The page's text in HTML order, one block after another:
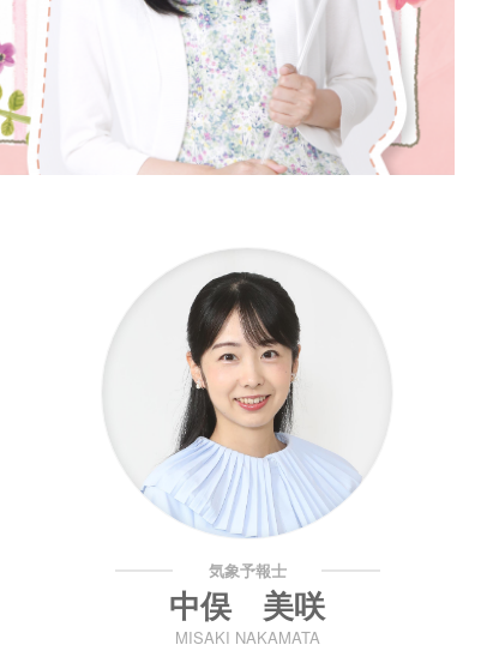
気象予報士
中俣 美咲
MISAKI NAKAMATA